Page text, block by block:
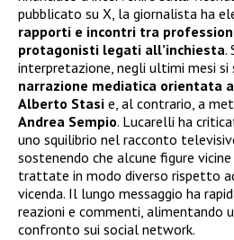
pubblicato su X, la giornalista ha
rapporti e incontri tra
protagonisti legati all’inchiesta.
interpretazione, negli ultimi mesi si
narrazione mediatica orientata
Alberto Stasi e, al contrario, a
Andrea Sempio. Lucarelli ha
uno squilibrio nel racconto
sostenendo che alcune figure
trattate in modo diverso rispetto
vicenda. Il lungo messaggio ha
reazioni e commenti, alimentando
confronto sui social network.